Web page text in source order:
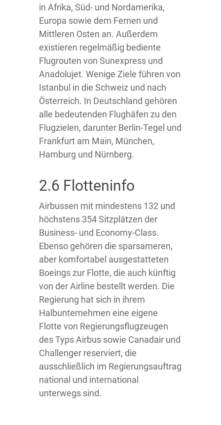
in Afrika, Süd- und Nordamerika,
Europa sowie dem Fernen und
Mittleren Osten an. Außerdem
existieren regelmäßig bediente
Flugrouten von Sunexpress und
Anadolujet. Wenige Ziele führen von
Istanbul in die Schweiz und nach
Österreich. In Deutschland gehören
alle bedeutenden Flughäfen zu den
Flugzielen, darunter Berlin-Tegel und
Frankfurt am Main, München,
Hamburg und Nürnberg.
2.6 Flotteninfo
Airbussen mit mindestens 132 und
höchstens 354 Sitzplätzen der
Business- und Economy-Class.
Ebenso gehören die sparsameren,
aber komfortabel ausgestatteten
Boeings zur Flotte, die auch künftig
von der Airline bestellt werden. Die
Regierung hat sich in ihrem
Halbunternehmen eine eigene
Flotte von Regierungsflugzeugen
des Typs Airbus sowie Canadair und
Challenger reserviert, die
ausschließlich im Regierungsauftrag
national und international
unterwegs sind.